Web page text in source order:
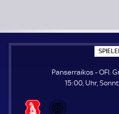
Panserraikos - OFI.
15:00, Uhr,